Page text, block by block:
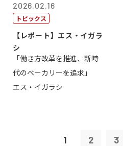
2026.02.16
トピックス
【レポート】エス・イガラ
シ
「働き方改革を推進、新時
代のベーカリーを追求」
エス・イガラシ
1 2 3